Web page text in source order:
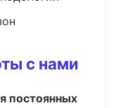
с нами
постоянных